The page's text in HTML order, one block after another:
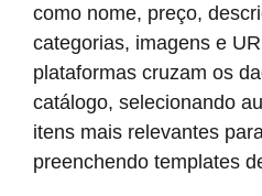
como nome, preço,
categorias, imagens e
plataformas cruzam os
catálogo, selecionando
itens mais relevantes
preenchendo templates